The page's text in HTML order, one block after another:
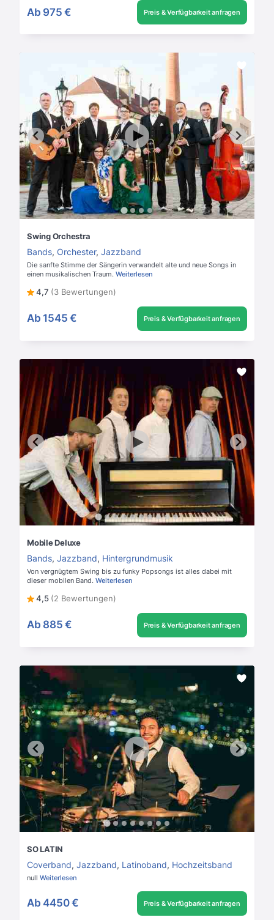
Ab 975 € Preis & Verfügbarkeit anfragen
Swing Orchestra
Bands, Orchester, Jazzband
Die sanfte Stimme der Sängerin verwandelt alte und neue Songs in
einen musikalischen Traum. Weiterlesen
4,7 (3 Bewertungen)
Ab 1545 € Preis & Verfügbarkeit anfragen
Mobile Deluxe
Bands, Jazzband, Hintergrundmusik
Von vergnügtem Swing bis zu funky Popsongs ist alles dabei mit
dieser mobilen Band. Weiterlesen
4,5 (2 Bewertungen)
Ab 885 € Preis & Verfügbarkeit anfragen
SO LATIN
Coverband, Jazzband, Latinoband, Hochzeitsband
null Weiterlesen
Ab 4450 € Preis & Verfügbarkeit anfragen